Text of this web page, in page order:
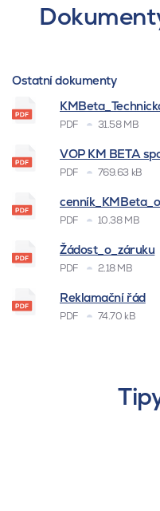
Ostatní dokumenty
PDF 31.58 MB
VOP KM BETA
PDF 769.63 kB
PDF 10.38 MB
Žádost_o_záruku
PDF 2.18 MB
Reklamační řád
PDF 74.70 kB